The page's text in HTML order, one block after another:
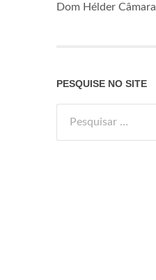
Dom Hélder Câmara
PESQUISE NO SITE
por: